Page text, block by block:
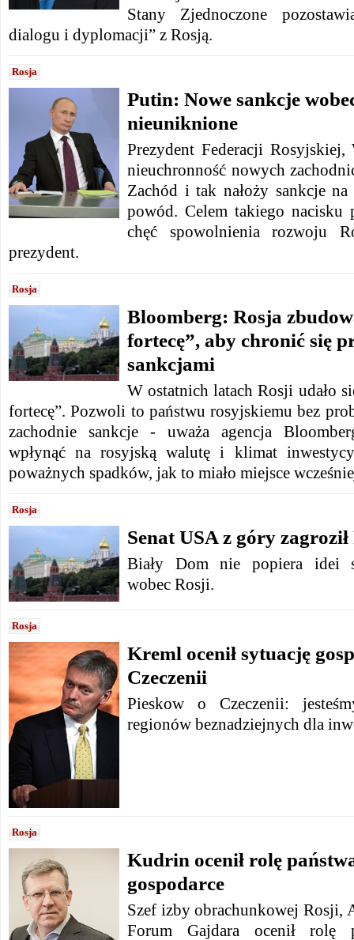
Stany Zjednoczone
dialogu i dyplomacji” z Rosją.
Rosja
Putin: Nowe sankcje
nieuniknione
Prezydent Federacji Rosyjskiej,
nieuchronność nowych
Zachód i tak nałoży sankcje
powód. Celem takiego nacisku
chęć spowolnienia rozwoju
prezydent.
Rosja
Bloomberg: Rosja
fortecę”, aby chronić się
sankcjami
W ostatnich latach Rosji udało
fortecę”. Pozwoli to państwu rosyjskiemu bez
zachodnie sankcje - uważa agencja
wpłynąć na rosyjską walutę i klimat
poważnych spadków, jak to miało miejsce
Rosja
Senat USA z góry
Biały Dom nie popiera idei
wobec Rosji.
Rosja
Kreml ocenił sytuację
Czeczenii
Pieskow o Czeczenii:
regionów beznadziejnych dla
Rosja
Kudrin ocenił rolę
gospodarce
Szef izby obrachunkowej Rosji,
Forum Gajdara ocenił rolę